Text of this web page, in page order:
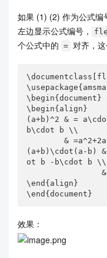
如果 (1) (2) 作为公式编
左边显示公式编号，
个公式中的 = 对齐，
\begin{document}
\begin{align}
(a+b)^2 & =
b\cdot b \\
        & =a^2+2ab+b^2 \notag\\
(a+b)\cdot(a-b)
ot b -b\cdot b \\
                & = a^2-b^2    \notag
\end{align}
\end{document}
效果：